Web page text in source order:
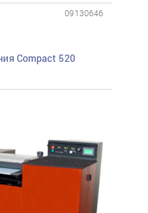
09130646
Compact 520